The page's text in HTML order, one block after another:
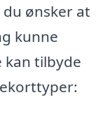
ønsker at
kunne
kan tilbyde